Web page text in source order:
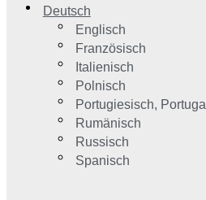
Deutsch
Englisch
Französisch
Italienisch
Polnisch
Portugiesisch, Portugal
Rumänisch
Russisch
Spanisch